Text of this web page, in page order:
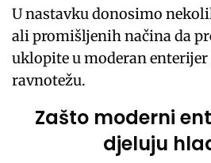
U nastavku donosimo
ali promišljenih načina da
uklopite u moderan
ravnotežu.
Zašto moderni
djeluju